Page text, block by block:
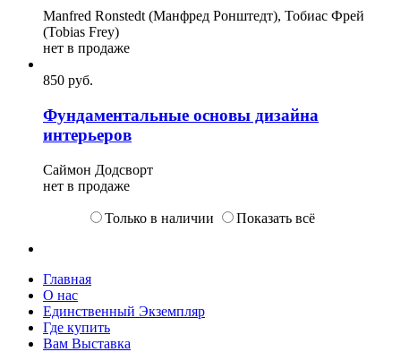
Manfred Ronstedt (Манфред Ронштедт), Тобиас Фрей
(Tobias Frey)
нет в продаже
850 pуб.
Фундаментальные основы дизайна
интерьеров
Саймон Додсворт
нет в продаже
Только в наличии Показать всё
Главная
О нас
Единственный Экземпляр
Где купить
Вам Выставка